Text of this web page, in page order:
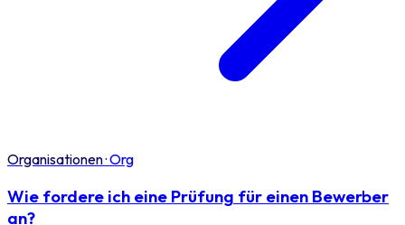
Organisationen·Org
Wie fordere ich eine Prüfung für einen Bewerber
an?